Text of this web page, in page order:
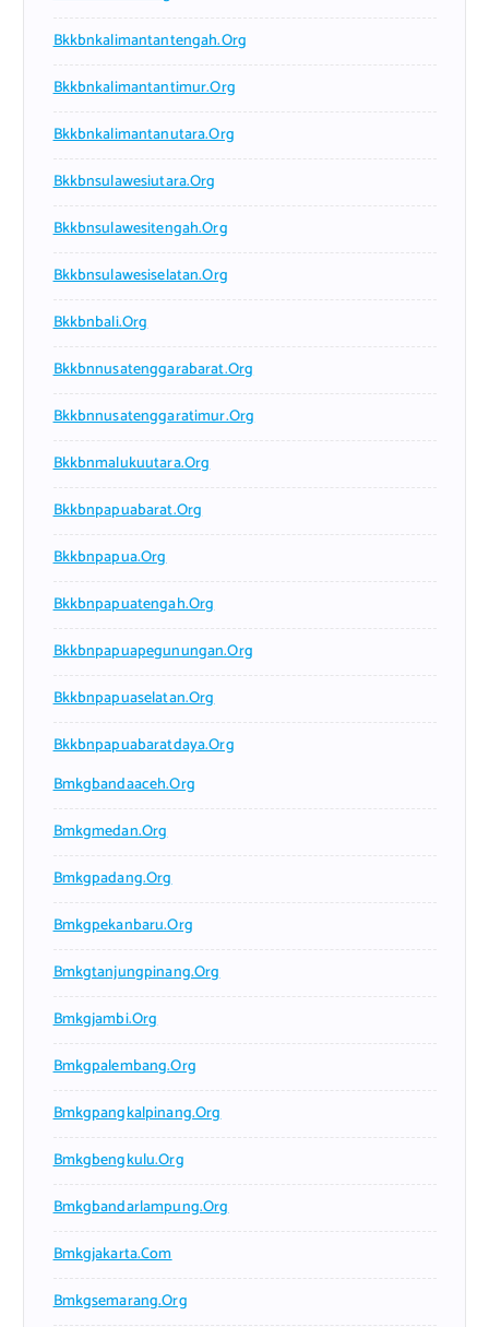
Bkkbnkalimantantengah.org
Bkkbnkalimantantimur.org
Bkkbnkalimantanutara.org
Bkkbnsulawesiutara.org
Bkkbnsulawesitengah.org
Bkkbnsulawesiselatan.org
Bkkbnbali.org
Bkkbnnusatenggarabarat.org
Bkkbnnusatenggaratimur.org
Bkkbnmalukuutara.org
Bkkbnpapuabarat.org
Bkkbnpapua.org
Bkkbnpapuatengah.org
Bkkbnpapuapegunungan.org
Bkkbnpapuaselatan.org
Bkkbnpapuabaratdaya.org
Bmkgbandaaceh.org
Bmkgmedan.org
Bmkgpadang.org
Bmkgpekanbaru.org
Bmkgtanjungpinang.org
Bmkgjambi.org
Bmkgpalembang.org
Bmkgpangkalpinang.org
Bmkgbengkulu.org
Bmkgbandarlampung.org
Bmkgjakarta.com
Bmkgsemarang.org